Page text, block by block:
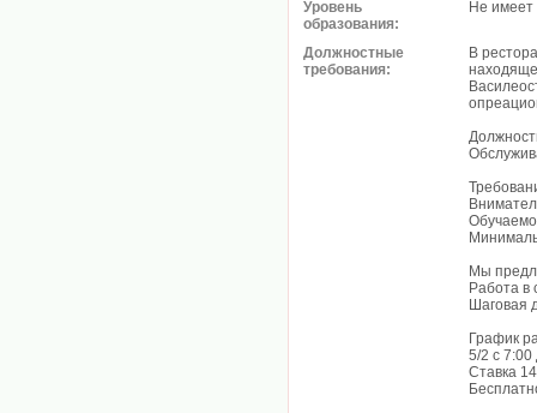
Уровень
образования:
Не имеет
Должностные
требования:
В
Мы
Работа в
Шаговая
График
5/2 с 7:00
Ставка